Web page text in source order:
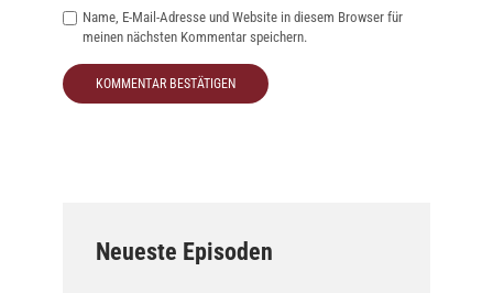
Name, E-Mail-Adresse und Website in diesem Browser für
meinen nächsten Kommentar speichern.
Neueste Episoden